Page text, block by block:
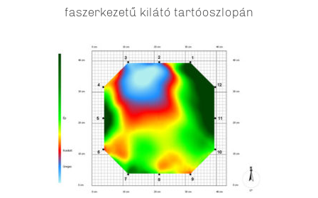
faszerkezetű kilátó tartóoszlopán